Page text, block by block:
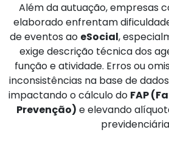
Além da autuação, empresas
elaborado enfrentam
de eventos ao eSocial,
exige descrição técnica dos
função e atividade. Erros ou
inconsistências na base de
impactando o cálculo do FAP
Prevenção) e elevando